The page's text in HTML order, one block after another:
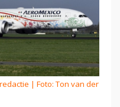
| Foto: Ton van der